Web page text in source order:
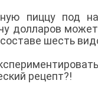
пиццу под
долларов
составе шесть
рецепт?!